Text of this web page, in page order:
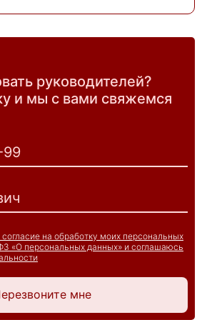
руководителей?
и мы с вами свяжемся
на обработку моих персональных
«О персональных данных» и соглашаюсь
мне